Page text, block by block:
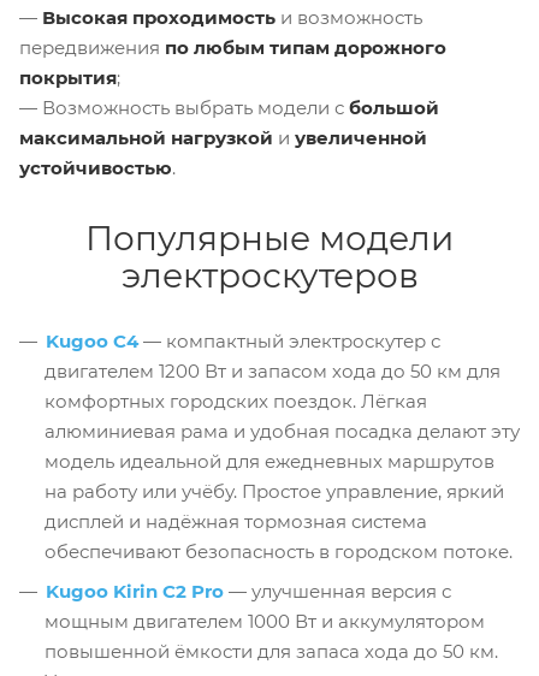
— Высокая проходимость и возможность
передвижения по любым типам дорожного
покрытия;
— Возможность выбрать модели с большой
максимальной нагрузкой и увеличенной
устойчивостью.
Популярные модели
электроскутеров
Kugoo C4— компактный электроскутер с
двигателем 1200 Вт и запасом хода до 50 км для
комфортных городских поездок. Лёгкая
алюминиевая рама и удобная посадка делают эту
модель идеальной для ежедневных маршрутов
на работу или учёбу. Простое управление, яркий
дисплей и надёжная тормозная система
обеспечивают безопасность в городском потоке.
Kugoo Kirin C2 Pro — улучшенная версия с
мощным двигателем 1000 Вт и аккумулятором
повышенной ёмкости для запаса хода до 50 км.